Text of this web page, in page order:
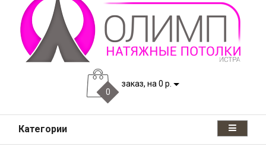
0
заказ, на 0 р.
Категории